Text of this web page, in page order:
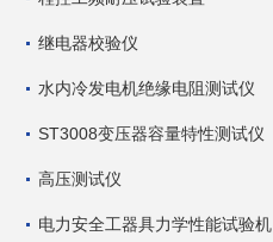
继电器校验仪
水内冷发电机绝缘电阻测试仪
ST3008变压器容量特性测试仪
高压测试仪
电力安全工器具力学性能试验机